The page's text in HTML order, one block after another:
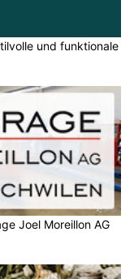
und funktionale
Joel Moreillon AG